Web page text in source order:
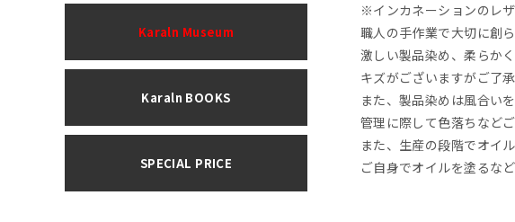
Karaln Museum
Karaln BOOKS
SPECIAL PRICE
※インカネーションのレ
職人の手作業で大切に創ら
激しい製品染め、柔らか
キズがございますがご了承
また、製品染めは風合い
管理に際して色落ちなどご
また、生産の段階でオイ
ご自身でオイルを塗るな